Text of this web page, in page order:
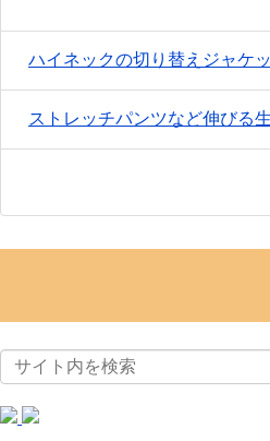
ハイネックの切り替えジャケ
ストレッチパンツなど伸びる